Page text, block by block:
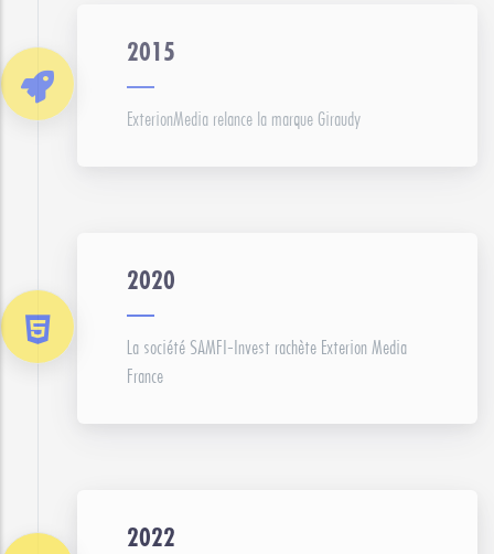
2015
ExterionMedia relance la marque Giraudy
2020
La société SAMFI-Invest rachète Exterion Media
France
2022